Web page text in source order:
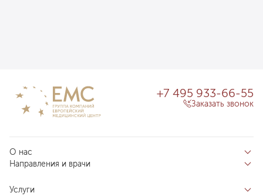
О нас
Отзывы пациентов
О клинике
Направления и врачи
Услуги
+7 495 933-66-55
Заказать звонок